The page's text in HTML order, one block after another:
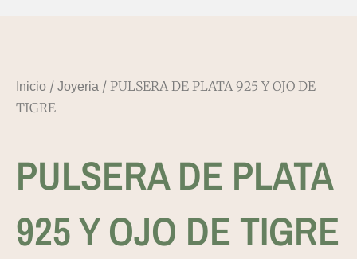
Inicio / Joyeria / PULSERA DE PLATA 925 Y OJO DE
TIGRE
PULSERA DE PLATA
925 Y OJO DE TIGRE